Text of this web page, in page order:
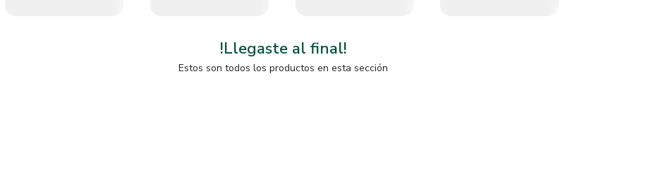
!Llegaste al final!
Estos son todos los productos en esta sección